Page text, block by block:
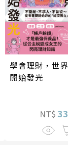
學會理財，世界
開始發光
NT$